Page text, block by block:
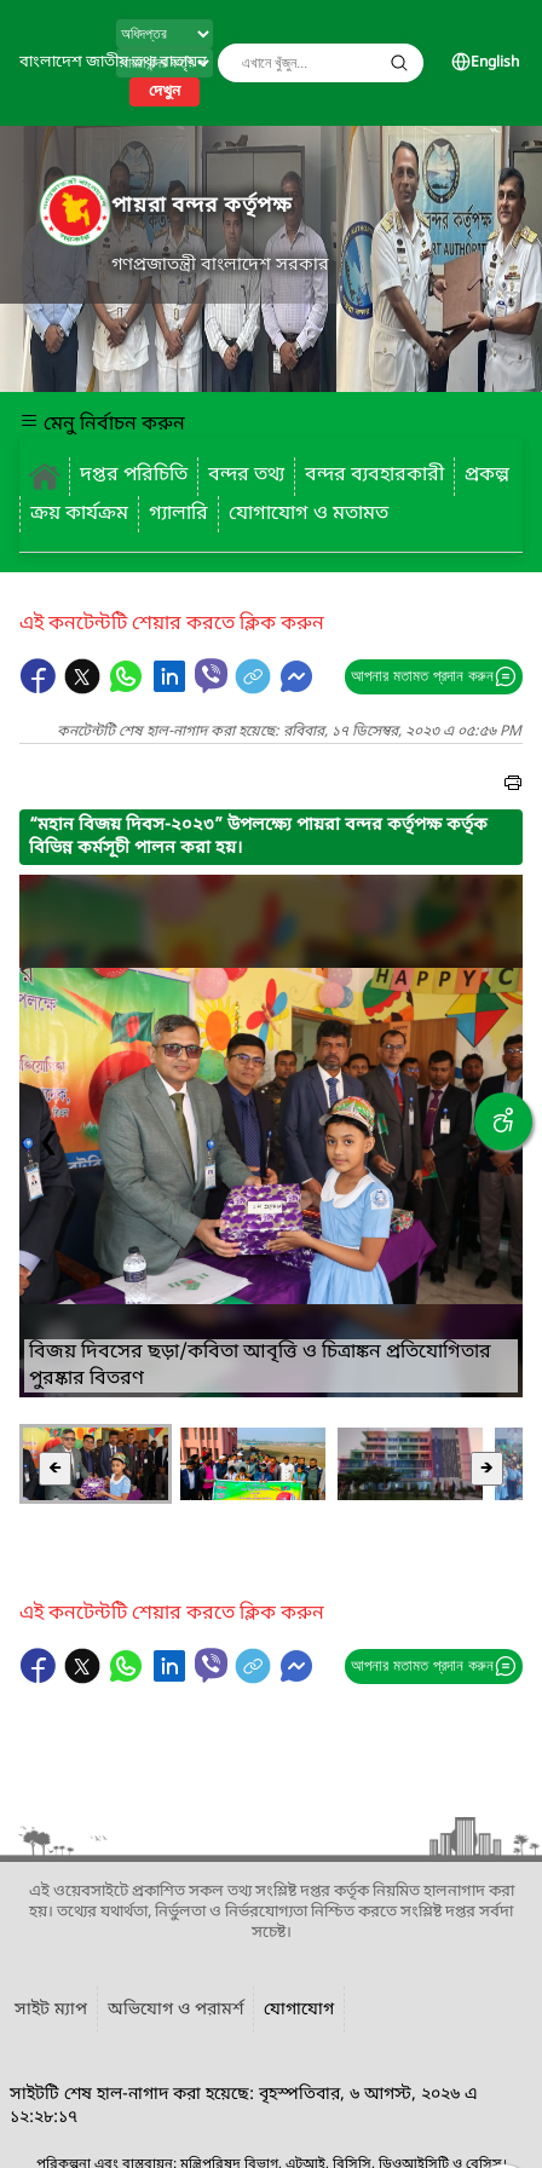
বাংলাদেশ জাতীয় তথ্য বাতায়ন
দেখুন
English
পায়রা বন্দর কর্তৃপক্ষ
গণপ্রজাতন্ত্রী বাংলাদেশ সরকার
মেনু নির্বাচন করুন
দপ্তর পরিচিতি
বন্দর তথ্য বন্দর ব্যবহারকারী
প্রকল্প
ক্রয় কার্যক্রম
গ্যালারি যোগাযোগ ও মতামত
এই কনটেন্টটি শেয়ার করতে ক্লিক করুন
আপনার মতামত প্রদান করুন
কনটেন্টটি শেষ হাল-নাগাদ করা হয়েছে: রবিবার, ১৭ ডিসেম্বর, ২০২৩ এ ০৫:৫৬ PM
“মহান বিজয় দিবস-২০২৩” উপলক্ষ্যে পায়রা বন্দর কর্তৃপক্ষ কর্তৃক
বিভিন্ন কর্মসূচী পালন করা হয়।
বিজয় দিবসের ছড়া/কবিতা আবৃত্তি ও চিত্রাঙ্কন প্রতিযোগিতার
পুরষ্কার বিতরণ
❮ ❯
🡸 🡺
এই কনটেন্টটি শেয়ার করতে ক্লিক করুন
আপনার মতামত প্রদান করুন
এই ওয়েবসাইটে প্রকাশিত সকল তথ্য সংশ্লিষ্ট দপ্তর কর্তৃক নিয়মিত হালনাগাদ করা
হয়। তথ্যের যথার্থতা, নির্ভুলতা ও নির্ভরযোগ্যতা নিশ্চিত করতে সংশ্লিষ্ট দপ্তর সর্বদা
সচেষ্ট।
সাইট ম্যাপ অভিযোগ ও পরামর্শ যোগাযোগ
সাইটটি শেষ হাল-নাগাদ করা হয়েছে: বৃহস্পতিবার, ৬ আগস্ট, ২০২৬ এ
১২:২৮:১৭
পরিকল্পনা এবং বাস্তবায়ন: মন্ত্রিপরিষদ বিভাগ, এটুআই, বিসিসি, ডিওআইসিটি ও বেসিস।